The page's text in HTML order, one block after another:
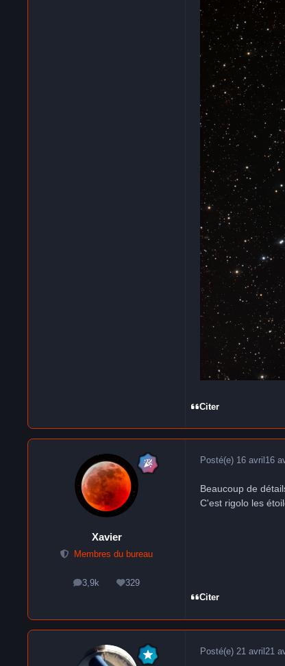
Citer
Xavier
Membres du bureau
3,9k
messages329
Réputation
Posté(e) 16 avril 16
Beaucoup de
C'est rigolo les
Citer
Posté(e) 21 avril21